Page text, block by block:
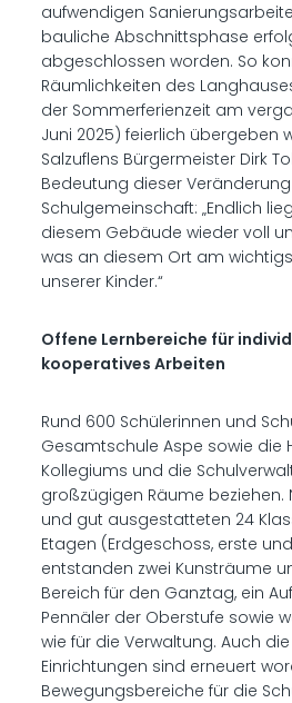
aufwendigen
bauliche Abschnittsphase
abgeschlossen worden. So
Räumlichkeiten des
der Sommerferienzeit am
Juni 2025) feierlich übergeben
Salzuflens Bürgermeister Dirk
Bedeutung dieser
Schulgemeinschaft: „Endlich
diesem Gebäude wieder voll
was an diesem Ort am
unserer Kinder.“
Offene Lernbereiche für
kooperatives Arbeiten
Rund 600 Schülerinnen und
Gesamtschule Aspe sowie die
Kollegiums und die
großzügigen Räume beziehen.
und gut ausgestatteten 24
Etagen (Erdgeschoss, erste
entstanden zwei Kunsträume
Bereich für den Ganztag, ein
Pennäler der Oberstufe sowie
wie für die Verwaltung. Auch
Einrichtungen sind erneuert
Bewegungsbereiche für die